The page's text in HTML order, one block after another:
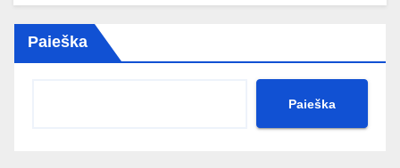
Paieška
Paieška